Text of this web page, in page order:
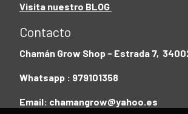
Visita nuestro BLOG
Contacto
Chamán Grow Shop - Estrada 7,
Whatsapp : 979101358
Email: chamangrow@yahoo.es